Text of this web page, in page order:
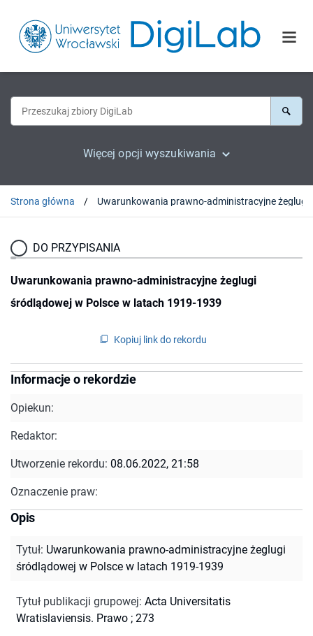
Więcej opcji wyszukiwania
Strona główna
DO PRZYPISANIA
Uwarunkowania prawno-administracyjne żeglugi
śródlądowej w Polsce w latach 1919-1939
Kopiuj link do rekordu
Informacje o rekordzie
Opiekun:
Redaktor:
Utworzenie rekordu: 08.06.2022, 21:58
Oznaczenie praw:
Opis
Tytuł: Uwarunkowania prawno-administracyjne żeglugi
śródlądowej w Polsce w latach 1919-1939
Tytuł publikacji grupowej: Acta Universitatis
Wratislaviensis. Prawo ; 273